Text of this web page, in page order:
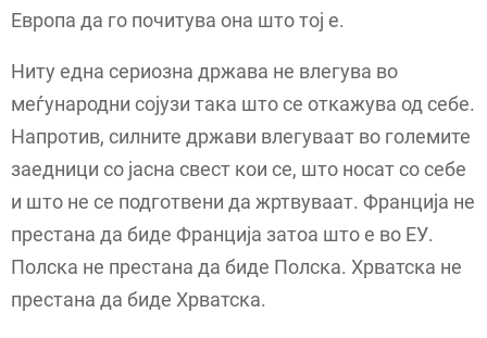
Европа да го почитува она што тој е.
Ниту една сериозна држава не влегува во
меѓународни сојузи така што се откажува од себе.
Напротив, силните држави влегуваат во големите
заедници со јасна свест кои се, што носат со себе
и што не се подготвени да жртвуваат. Франција не
престана да биде Франција затоа што е во ЕУ.
Полска не престана да биде Полска. Хрватска не
престана да биде Хрватска.